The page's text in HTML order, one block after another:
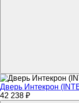
Дверь Интекрон
42 238 ₽